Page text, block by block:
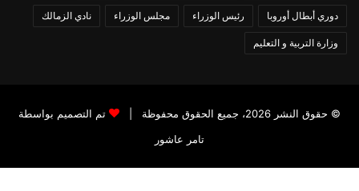
دوري أبطال أوروبا رئيس الوزراء مجلس الوزراء نادي الزمالك
وزارة التربية و التعليم
© حقوق النشر 2026، جميع الحقوق محفوظة |
تم التصميم بواسطة
تامر عاشور